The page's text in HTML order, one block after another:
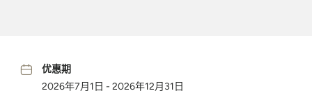
优惠期
2026年7月1日 - 2026年12月31日